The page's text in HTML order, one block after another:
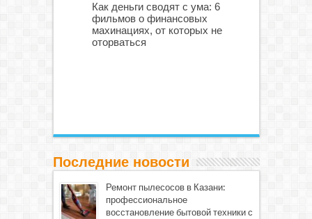
Как деньги сводят с ума: 6
фильмов о финансовых
махинациях, от которых не
оторваться
Последние новости
Ремонт пылесосов в Казани:
профессиональное
восстановление бытовой техники с